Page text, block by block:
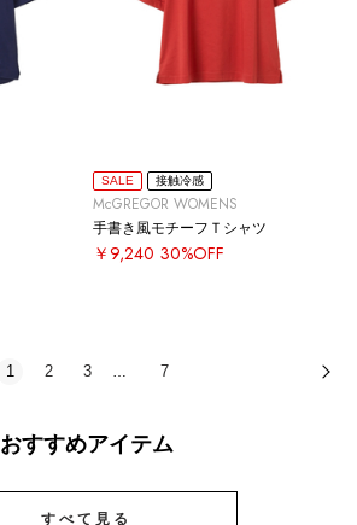
SALE 接触冷感
McGREGOR WOMENS
手書き風モチーフＴシャツ
￥9,240 30%OFF
1 2 3 … 7
おすすめアイテム
すべて見る